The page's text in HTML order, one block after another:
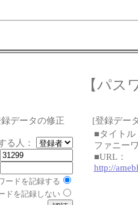
【パス
録データの修正
る人：
ードを記録する
ドを記録しない
[登録デー
■タイトル
ファニー
■URL：
http://